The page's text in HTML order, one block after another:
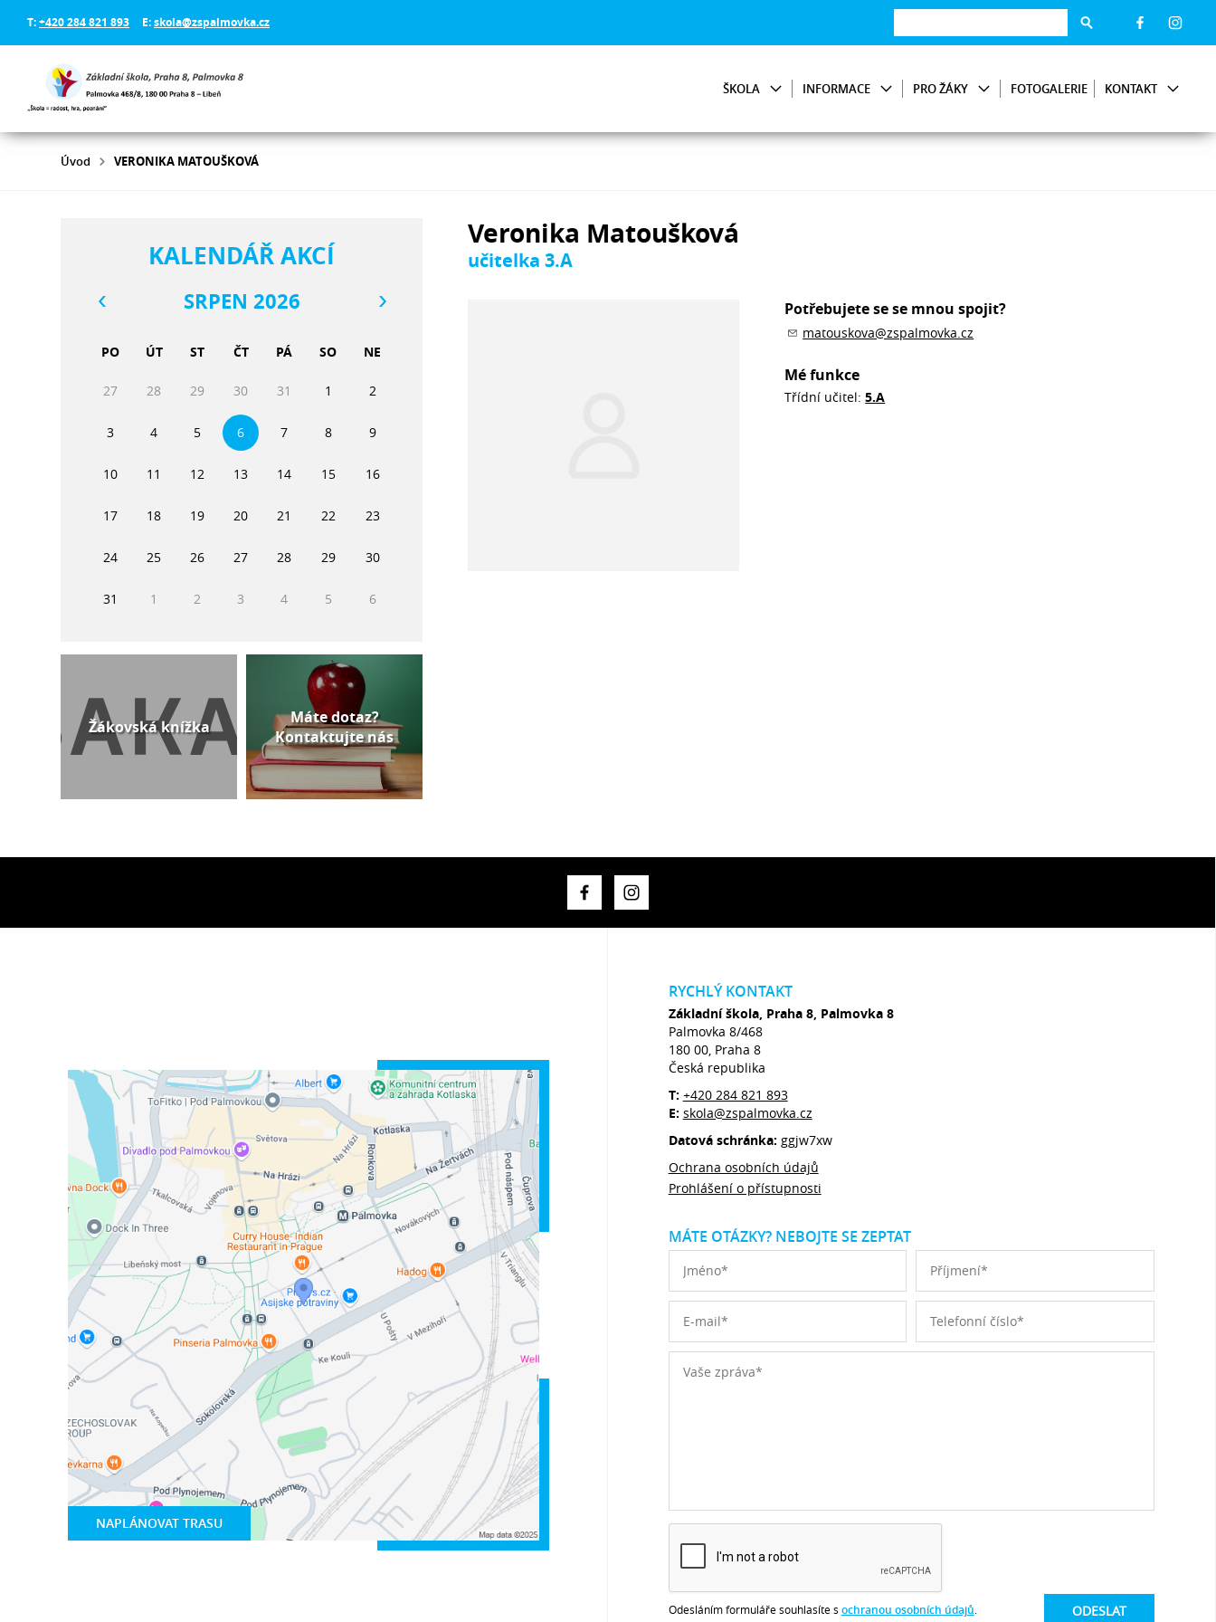
T:+420 284 821 893 E:skola@zspalmovka.cz
ŠKOLA INFORMACE PRO ŽÁKY FOTOGALERIE KONTAKT
Úvod VERONIKA MATOUŠKOVÁ
Veronika Matoušková
učitelka 3.A
Potřebujete se se mnou spojit?
matouskova@zspalmovka.cz
Mé funkce
Třídní učitel:5.A
KALENDÁŘ AKCÍ
SRPEN 2026
PO ÚT ST ČT PÁ SO NE
27 28 29 30 31 1 2
3 4 5 6 7 8 9
10 11 12 13 14 15 16
17 18 19 20 21 22 23
24 25 26 27 28 29 30
31 1 2 3 4 5 6
Žákovská knížka
Máte dotaz?
Kontaktujte nás
NAPLÁNOVAT TRASU
RYCHLÝ KONTAKT
Základní škola, Praha 8, Palmovka 8
Palmovka 8/468
180 00, Praha 8
Česká republika
T: +420 284 821 893
E: skola@zspalmovka.cz
Datová schránka: ggjw7xw
Ochrana osobních údajů
Prohlášení o přístupnosti
MÁTE OTÁZKY? NEBOJTE SE ZEPTAT
Odesláním formuláře souhlasíte s ochranou osobních údajů